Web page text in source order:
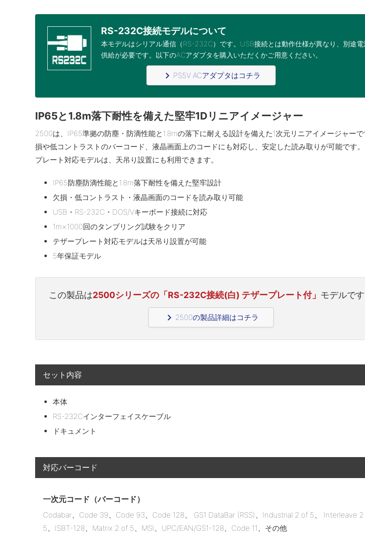
RS-232C接続モデルについて
本モデルはシリアル通信（RS-232C）です。USB接続とは動作仕様が異なり、 別途電
供給が必要です。以下のACアダプタを購入いただくかご用意ください。
navigate_next PS5V ACアダプタはコチラ
IP65と1.8m落下耐性を備えた堅牢1Dリニアイメージャー
2500は、IP65準拠の防塵・防滴性能と1.8mの落下に耐える設計を備えた1次元リニアイメージャーで
損や低コントラストのバーコード、液晶画面上のコードにも対応し、安定した読み取りが可能です
プレート対応モデルは、天吊り設置にも利用できます。
IP65防塵防滴性能と1.8m落下耐性を備えた堅牢設計
欠損・低コントラスト・液晶画面のコードを読み取り可能
USB・RS-232C・DOS/Vキーボード接続に対応
1m×1000回のタンブリング試験をクリア
テザープレート対応モデルは天吊り設置が可能
5年保証モデル
この製品は2500シリーズの「RS-232C接続(白) テザープレート付」 モデルです
navigate_next 2500の製品詳細はコチラ
セット内容
本体
RS-232Cインターフェイスケーブル
ドキュメント
対応バーコード
一次元コード（バーコード）
Codabar、Code 39、Code 93、Code 128、 GS1 DataBar (RSS)、Industrial 2 of 5、 Interleave
5、ISBT-128、Matrix 2 of 5、MSI、UPC/EAN/GS1-128、Code 11、その他